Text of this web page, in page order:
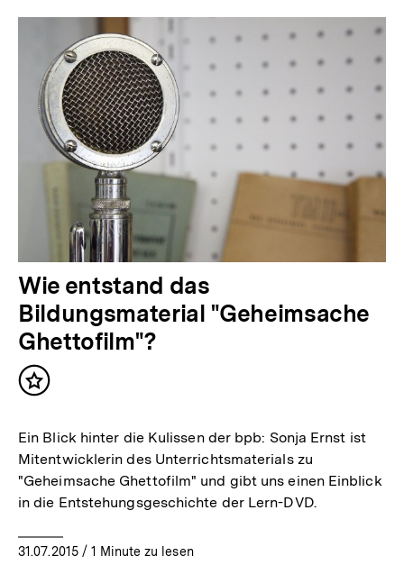
Wie entstand das
Bildungsmaterial "Geheimsache
Ghettofilm"?
Inhalt
Ein Blick hinter die Kulissen der bpb: Sonja Ernst ist
Mitentwicklerin des Unterrichtsmaterials zu
"Geheimsache Ghettofilm" und gibt uns einen Einblick
in die Entstehungsgeschichte der Lern-DVD.
31.07.2015/ 1 Minute zu lesen